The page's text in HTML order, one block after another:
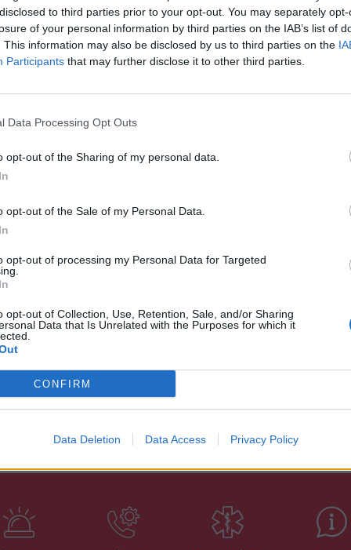
to third parties prior to your opt-out. You may separately
of your personal information by third parties on the IAB’s list of
This information may also be disclosed by us to third parties on the
Participants that may further disclose it to other third parties.
Data Processing Opt Outs
opt-out of the Sharing of my personal data.
opt-out of the Sale of my Personal Data.
opt-out of processing my Personal Data for Targeted
opt-out of Collection, Use, Retention, Sale, and/or Sharing
Data that Is Unrelated with the Purposes for which it
CONFIRM
Data Deletion Data Access Privacy Policy
Σπάρτης: Προκηρύχθηκε ο διαγωνισμός
τηλεμετρίας ψηφιακών
είναι η 14/7/2023…
08:16
στην ΔΕΥΑ Σπάρτης - Με 6 εκ.€
η διαχείριση - διάθεση του νερού!
12.870 τοπικοί σταθμοί ελέγχου κατανάλωσης,
12:25